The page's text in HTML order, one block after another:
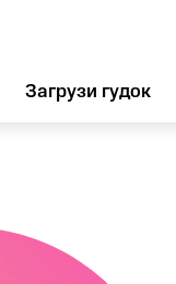
Загрузи гудок